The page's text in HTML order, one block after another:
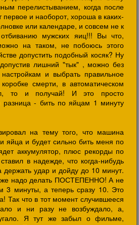
перелистыванием, когда после
первое и наоборот, хороша в каких-
или календаре, и совсем не к
мужских яиц!!! Вы что,
на таком, не побоюсь этого
допустить подобный косяк? Ну
лишний "тык" , можно без
и выбрать правильное
смерти, в автоматическом
то и получай! И это просто
разница - бить по яйцам 1 минуту
на тему того, что машина
яйца и будет сильно бить меня по
аккумулятор, плюс рекорды по
в надежде, что когда-нибудь
держать удар и дойду до 10 минут.
же надо делать ПОСТЕПЕННО! А не
3 минуты, а теперь сразу 10. Это
Так что в тот момент случившееся
и ни разу не возбуждало, а,
Я тут же забыл о фильме,